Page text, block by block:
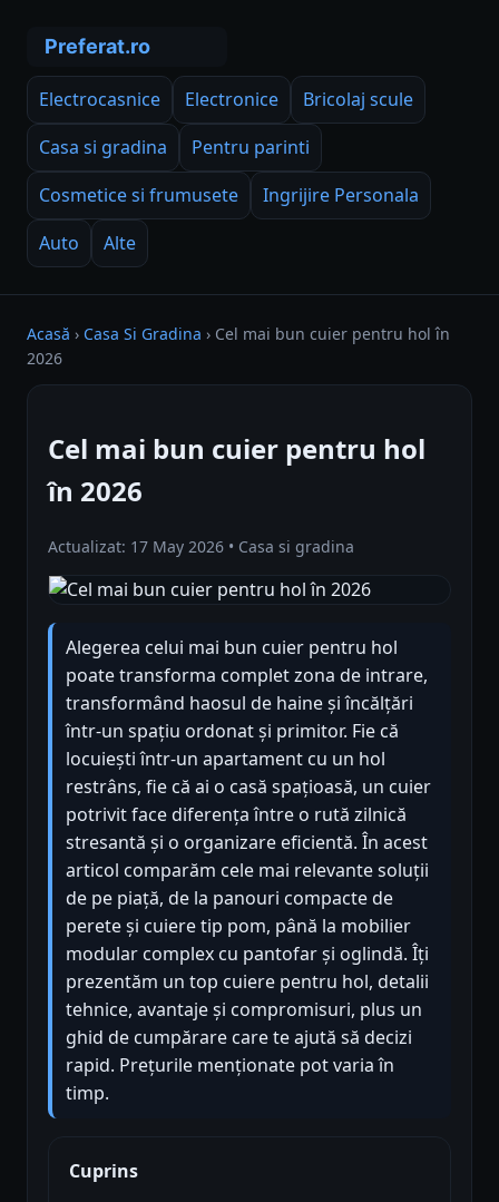
Electrocasnice Electronice
Bricolaj scule
Casa si gradina
Pentru parinti
Cosmetice si frumusete
Ingrijire Personala
Auto
Alte
Acasă › Casa Si Gradina › Cel mai bun cuier pentru hol în
2026
Cel mai bun cuier pentru hol
în 2026
Actualizat: 17 May 2026 • Casa si gradina
Alegerea celui mai bun cuier pentru hol
poate transforma complet zona de intrare,
transformând haosul de haine și încălțări
într-un spațiu ordonat și primitor. Fie că
locuiești într-un apartament cu un hol
restrâns, fie că ai o casă spațioasă, un cuier
potrivit face diferența între o rută zilnică
stresantă și o organizare eficientă. În acest
articol comparăm cele mai relevante soluții
de pe piață, de la panouri compacte de
perete și cuiere tip pom, până la mobilier
modular complex cu pantofar și oglindă. Îți
prezentăm un top cuiere pentru hol, detalii
tehnice, avantaje și compromisuri, plus un
ghid de cumpărare care te ajută să decizi
rapid. Prețurile menționate pot varia în
timp.
Cuprins